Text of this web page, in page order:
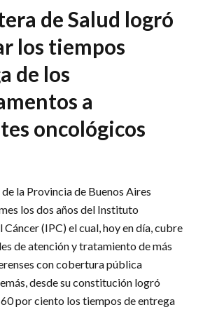
de Salud logró
los tiempos
de los
a
oncológicos
la Provincia de Buenos Aires
los dos años del Instituto
(IPC) el cual, hoy en día, cubre
de atención y tratamiento de más
con cobertura pública
desde su constitución logró
por ciento los tiempos de entrega